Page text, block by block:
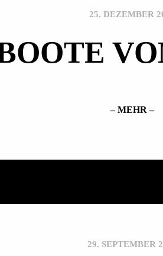
25. DEZEMBER
– MEHR –
29. SEPTEMBER